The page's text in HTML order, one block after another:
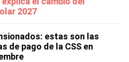
2027
estas son las
de pago de la CSS en